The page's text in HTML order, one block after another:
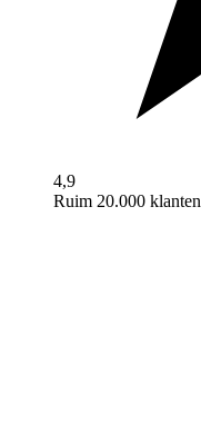
4,9
Ruim 20.000 klanten